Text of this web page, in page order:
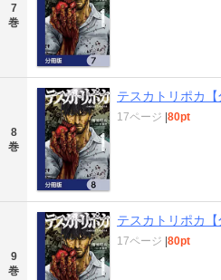
7
巻
8
巻
テスカトリポカ
17ページ |80pt
9
巻
テスカトリポカ
17ページ |80pt